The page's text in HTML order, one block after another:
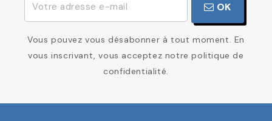
OK
Vous pouvez vous désabonner à tout moment. En
vous inscrivant, vous acceptez notre politique de
confidentialité.